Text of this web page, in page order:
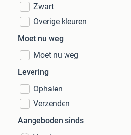
Zwart
Overige kleuren
Moet nu weg
Moet nu weg
Levering
Ophalen
Verzenden
Aangeboden sinds